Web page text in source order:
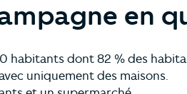
en
habitants dont 82 % des
uniquement des maisons.